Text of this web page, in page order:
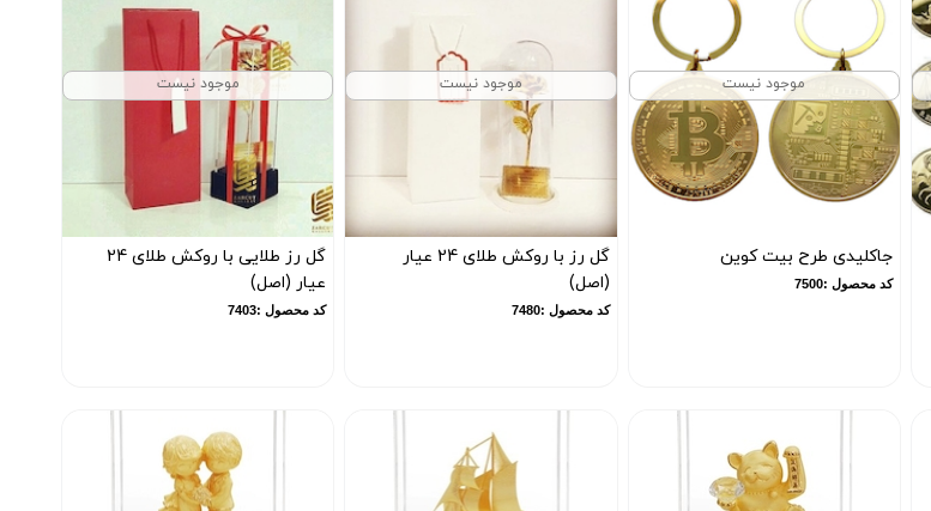
موجود نیست
جاکلیدی طرح بیت کوین
کد محصول :7500
موجود نیست
گل رز با روکش طلای 24 عیار
(اصل)
کد محصول :7480
موجود نیست
گل رز طلایی با روکش طلای 24
عیار (اصل)
کد محصول :7403